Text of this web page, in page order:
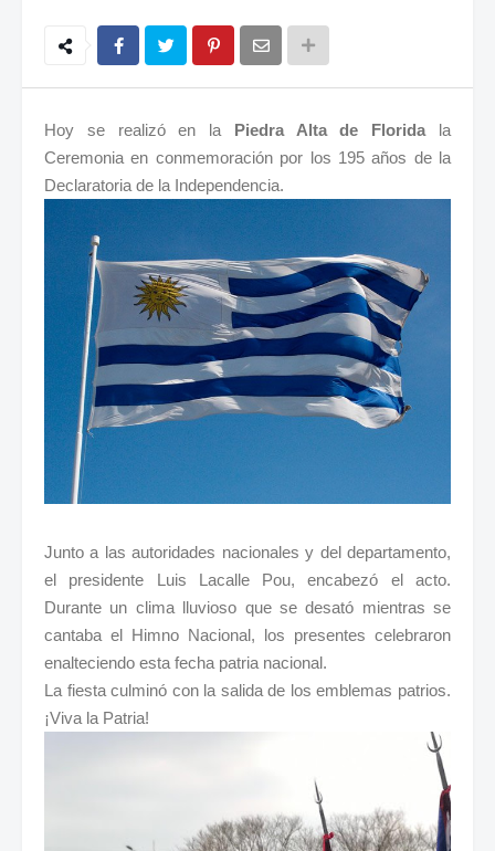
Hoy se realizó en la Piedra Alta de Florida la
Ceremonia en conmemoración por los 195 años de la
Declaratoria de la Independencia.
Junto a las autoridades nacionales y del departamento,
el presidente Luis Lacalle Pou, encabezó el acto.
Durante un clima lluvioso que se desató mientras se
cantaba el Himno Nacional, los presentes celebraron
enalteciendo esta fecha patria nacional.
La fiesta culminó con la salida de los emblemas patrios.
¡Viva la Patria!